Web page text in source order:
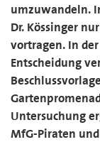
umzuwandeln.
Dr. Kössinger
vortragen. In
Entscheidung
Untersuchung
MfG-Piraten